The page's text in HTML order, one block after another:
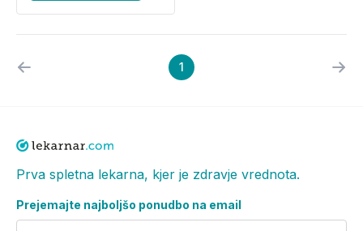
1
Prva spletna lekarna, kjer je zdravje vrednota.
Prejemajte najboljšo ponudbo na email